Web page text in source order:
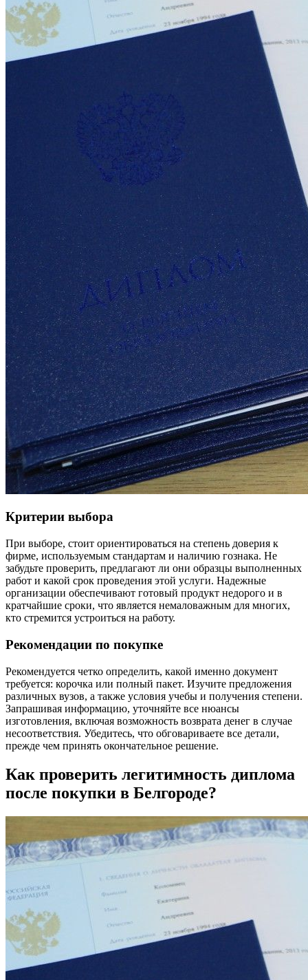
Критерии выбора
При выборе, стоит ориентироваться на степень доверия к
фирме, используемым стандартам и наличию гознака. Не
забудьте проверить, предлагают ли они образцы выполненных
работ и какой срок проведения этой услуги. Надежные
организации обеспечивают готовый продукт недорого и в
кратчайшие сроки, что является немаловажным для многих,
кто стремится устроиться на работу.
Рекомендации по покупке
Рекомендуется четко определить, какой именно документ
требуется: корочка или полный пакет. Изучите предложения
различных вузов, а также условия учебы и получения степени.
Запрашивая информацию, уточняйте все нюансы
изготовления, включая возможность возврата денег в случае
несоответствия. Убедитесь, что обговариваете все детали,
прежде чем принять окончательное решение.
Как проверить легитимность диплома
после покупки в Белгороде?